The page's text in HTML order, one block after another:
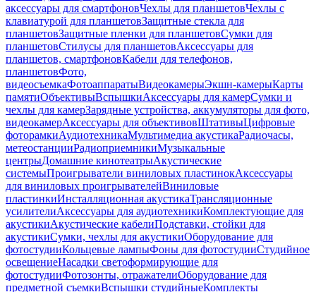
аксессуары для смартфоновЧехлы для планшетовЧехлы с
клавиатурой для планшетовЗащитные стекла для
планшетовЗащитные пленки для планшетовСумки для
планшетовСтилусы для планшетовАксессуары для
планшетов, смартфоновКабели для телефонов,
планшетовФото,
видеосъемкаФотоаппаратыВидеокамерыЭкшн-камерыКарты
памятиОбъективыВспышкиАксессуары для камерСумки и
чехлы для камерЗарядные устройства, аккумуляторы для фото,
видеокамерАксессуары для объективовШтативыЦифровые
фоторамкиАудиотехникаМультимедиа акустикаРадиочасы,
метеостанцииРадиоприемникиМузыкальные
центрыДомашние кинотеатрыАкустические
системыПроигрыватели виниловых пластинокАксессуары
для виниловых проигрывателейВиниловые
пластинкиИнсталляционная акустикаТрансляционные
усилителиАксессуары для аудиотехникиКомплектующие для
акустикиАкустические кабелиПодставки, стойки для
акустикиСумки, чехлы для акустикиОборудование для
фотостудииКольцевые лампыФоны для фотостудииСтудийное
освещениеНасадки светоформирующие для
фотостудииФотозонты, отражателиОборудование для
предметной съемкиВспышки студийныеКомплекты